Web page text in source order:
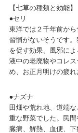
【七草の種類と効能】
●セリ
東洋では２千年前か
習慣がないそうです
を促す効果、風邪に
液中の老廃物やコレ
め、お正月明けの疲れ
●ナズナ
田畑や荒れ地、道端
重な野菜でした。民
臓病、解熱、血便、